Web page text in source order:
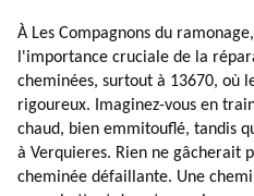
À Les Compagnons du
l'importance cruciale de la
cheminées, surtout à 13670, où
rigoureux. Imaginez-vous en
chaud, bien emmitouflé, tandis
à Verquieres. Rien ne gâcherait
cheminée défaillante. Une